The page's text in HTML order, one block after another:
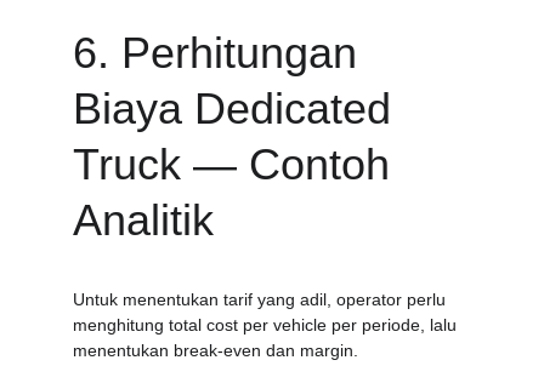
6. Perhitungan
Biaya Dedicated
Truck — Contoh
Analitik
Untuk menentukan tarif yang adil, operator perlu
menghitung total cost per vehicle per periode, lalu
menentukan break-even dan margin.